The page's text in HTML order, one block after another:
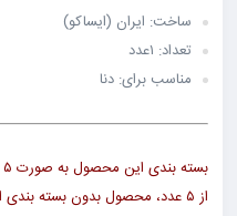
ساخت: ایران (ایساکو)
تعداد: ۱عدد
مناسب برای: دنا
از ۵ عدد، محصول بدون بسته بندی ایساکو ارسال میشود.